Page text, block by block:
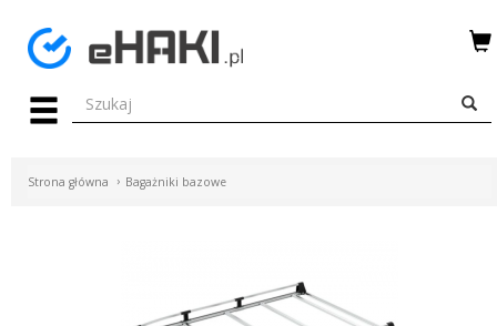
Menu
HAKI
Strona główna Bagażniki bazowe